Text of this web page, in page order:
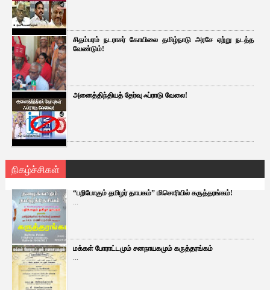
சிதம்பரம் நடராசர் கோயிலை தமிழ்நாடு அரசே ஏற்று நடத்த
வேண்டும்!
அனைத்திந்தியத் தேர்வு ஃப்ராடு வேலை!
நிகழ்ச்சிகள்
“பறிபோகும் தமிழர் தாயகம்” மிசொரியில் கருத்தரங்கம்!
...
மக்கள் போராட்டமும் சனநாயகமும் கருத்தரங்கம்
...